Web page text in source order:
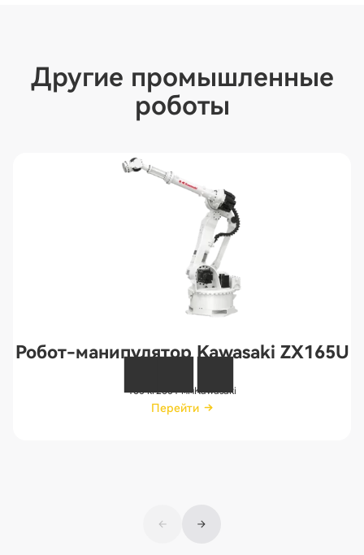
Другие промышленные
роботы
Робот-манипулятор Kawasaki ZX165U
165 кг2651 ммKawasaki
Перейти